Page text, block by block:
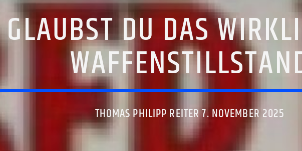
GLAUBST DU DAS
THOMAS PHILIPP REITER 7. NOVEMBER 2025